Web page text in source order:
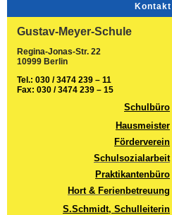
Kontakt
Gustav-Meyer-Schule
Regina-Jonas-Str. 22
10999 Berlin
Tel.: 030 / 3474 239 – 11
Fax: 030 / 3474 239 – 15
Schulbüro
Hausmeister
Förderverein
Schulsozialarbeit
Praktikantenbüro
Hort & Ferienbetreuung
S.Schmidt, Schulleiterin